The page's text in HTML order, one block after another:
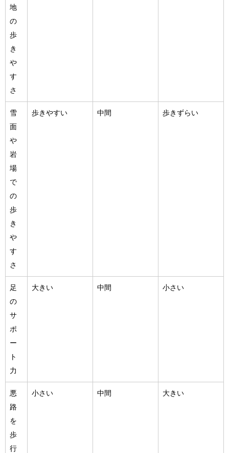
地
の
歩
き
や
す
さ
雪
面
や
岩
場
で
の
歩
き
や
す
さ
歩きやすい 中間 歩きずらい
足
の
サ
ポ
ー
ト
力
大きい 中間 小さい
悪
路
を
歩
行
小さい 中間 大きい